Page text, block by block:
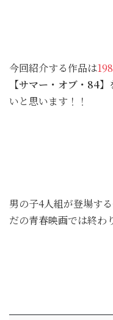
今回紹介する作品は
【サマー・オブ・84】
いと思います！！
男の子4人組が登場す
だの青春映画では終わ